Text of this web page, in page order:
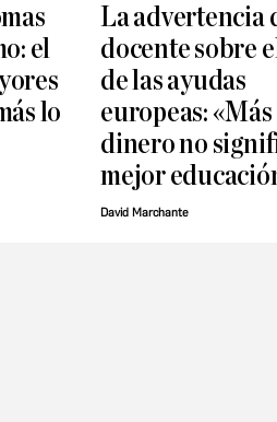
el
lo
La advertencia
docente sobre
de las ayudas
europeas: «Más
dinero no
mejor
David Marchante